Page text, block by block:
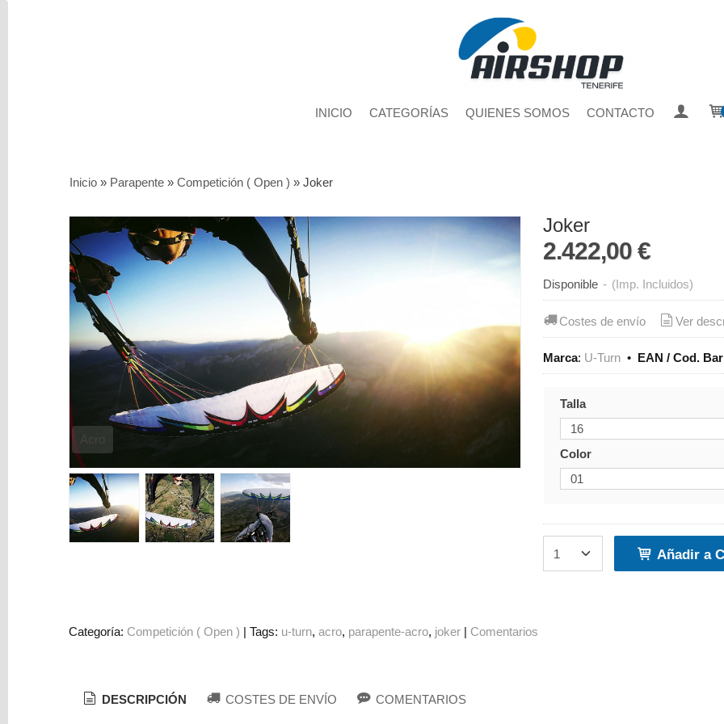
INICIO CATEGORÍAS QUIENES SOMOS CONTACTO
mano
Parapente
Sillas
Arneses
Mosquetones
Uniones
Instrumentación
Accesorios
Ropa
Marcas
Inicio » Parapente »Competición ( Open ) »Joker
Acro
Joker
2.422,00 €
Disponible - (Imp. Incluidos)
Costes de envío Ver
Marca: U-Turn • EAN / Cod.
Talla
Color
Añadir a
Categoría: Competición ( Open ) |Tags: u-turn acro parapente-acro joker | Comentarios
DESCRIPCIÓN COSTES DE ENVÍO COMENTARIOS